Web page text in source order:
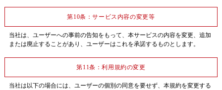
第10条：サービス内容の変更等
当社は、ユーザーへの事前の告知をもって、本サービスの内容を変更、追加
または廃止することがあり、ユーザーはこれを承諾するものとします。
第11条：利用規約の変更
当社は以下の場合には、ユーザーの個別の同意を要せず、本規約を変更する